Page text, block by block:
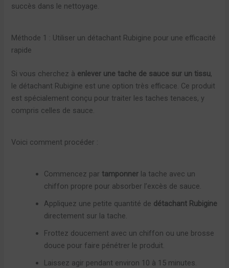
succès dans le nettoyage.
Méthode 1 : Utiliser un détachant Rubigine pour une efficacité
rapide
Si vous cherchez à enlever une tache de sauce sur un tissu,
le détachant Rubigine est une option très efficace. Ce produit
est spécialement conçu pour traiter les taches tenaces, y
compris celles de sauce.
Voici comment procéder :
Commencez partamponner la tache avec un
chiffon propre pour absorber l’excès de sauce.
Appliquez une petite quantité de détachant Rubigine
directement sur la tache.
Frottez doucement avec un chiffon ou une brosse
douce pour faire pénétrer le produit.
Laissez agir pendant environ 10 à 15 minutes.